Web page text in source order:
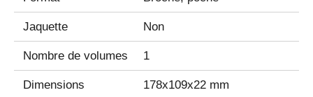
Jaquette Non
Nombre de volumes 1
Dimensions 178x109x22 mm